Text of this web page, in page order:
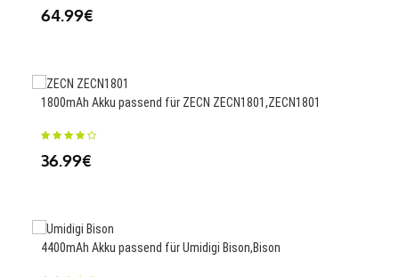
64.99€
1800mAh Akku passend für ZECN ZECN1801,ZECN1801
36.99€
4400mAh Akku passend für Umidigi Bison,Bison